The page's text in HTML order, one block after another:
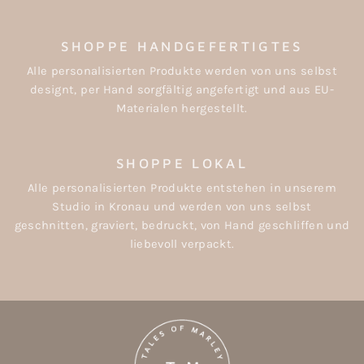
SHOPPE HANDGEFERTIGTES
Alle personalisierten Produkte werden von uns selbst
designt, per Hand sorgfältig angefertigt und aus EU-
Materialen hergestellt.
SHOPPE LOKAL
Alle personalisierten Produkte entstehen in unserem
Studio in Kronau und werden von uns selbst
geschnitten, graviert, bedruckt, von Hand geschliffen und
liebevoll verpackt.